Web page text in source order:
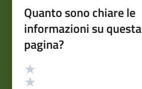
Quanto sono chiare le
informazioni su questa
pagina?
Valutazione